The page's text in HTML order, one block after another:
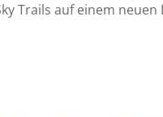
Trails auf einem neuen